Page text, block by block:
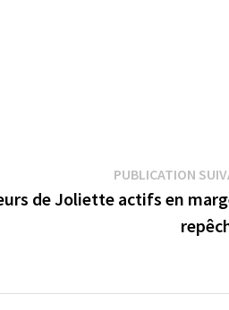
PUBLICATION
de Joliette actifs en